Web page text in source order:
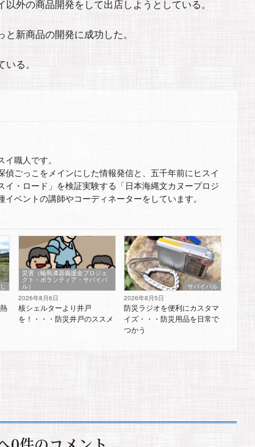
外の商品開発をして出店しようとしている。
新商品の開発に成功した。
る。
職人です。
偵ごっこをメインにした情報発信と、五千年前にヒスイ
イ・ロード」を検証実験する「日本海縄文カヌープロジ
ベントの講師やコーディネーターをしています。
災害（輪島漆器義援金プロジェ
クト・ボランティア・サバイバ
ル）
2026年8月6日
核シェルターより井戸
を！・・・防災井戸のススメ
サバイバル
2026年8月5日
防災ラジオを便利にカスタマ
イズ・・・防災用品を日常で
つかう